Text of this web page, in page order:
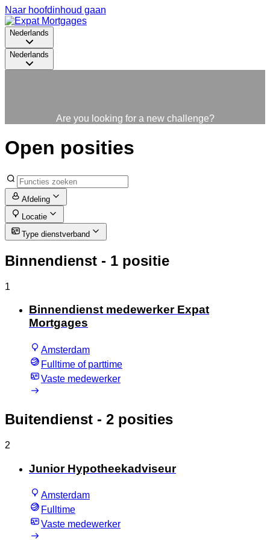
Naar hoofdinhoud gaan
Nederlands
Nederlands
Are you looking for a new challenge?
Open posities
Afdeling
Locatie
Type dienstverband
Binnendienst - 1 positie
1
Binnendienst medewerker Expat
Mortgages
Amsterdam
Fulltime of parttime
Vaste medewerker
Buitendienst - 2 posities
2
Junior Hypotheekadviseur
Amsterdam
Fulltime
Vaste medewerker